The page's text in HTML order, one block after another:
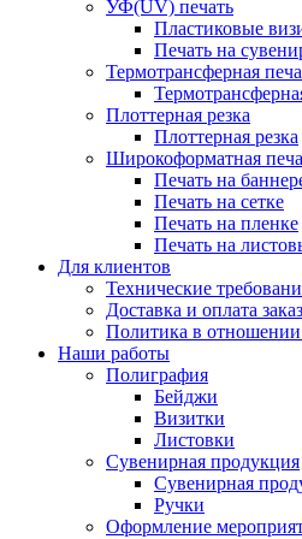
УФ(UV) печать
Пластиковые
Печать на
Термотрансферная
Плоттерная резка
Плоттерная резка
Широкоформатная
Печать на
Печать на сетке
Печать на пленке
Печать на
Для клиентов
Технические
Доставка и оплата
Политика в
Наши работы
Полиграфия
Бейджи
Визитки
Листовки
Сувенирная продукция
Сувенирная
Ручки
Оформление